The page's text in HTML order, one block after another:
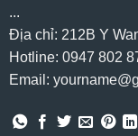
...
Địa chỉ: 212B Y
Hotline: 0947 802
Email: